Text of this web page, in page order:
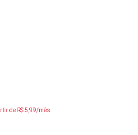
de R$ 5,99/mês